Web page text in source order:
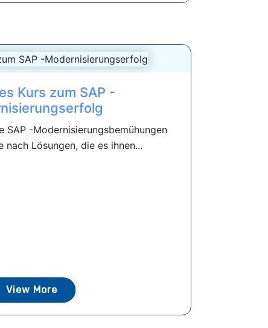
Kurs zum SAP -
SAP -Modernisierungsbemühungen
nach Lösungen, die es ihnen...
View More